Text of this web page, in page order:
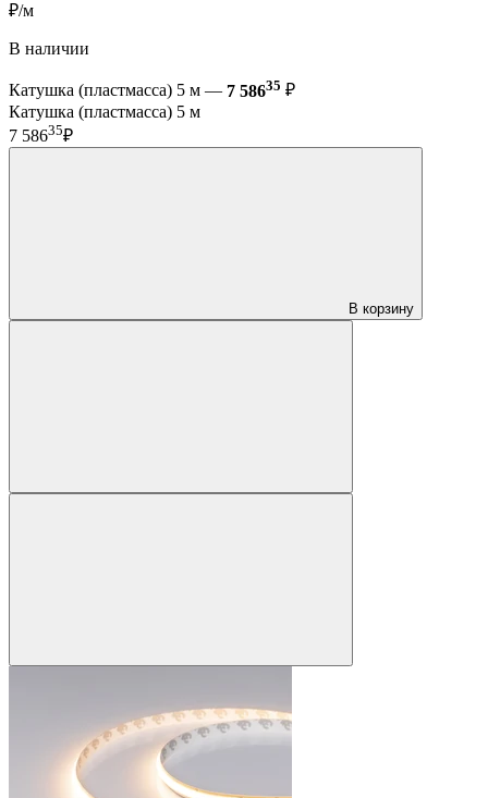
₽/м
В наличии
Катушка (пластмасса) 5 м — 7 58635 ₽
Катушка (пластмасса) 5 м
7 58635₽
В корзину